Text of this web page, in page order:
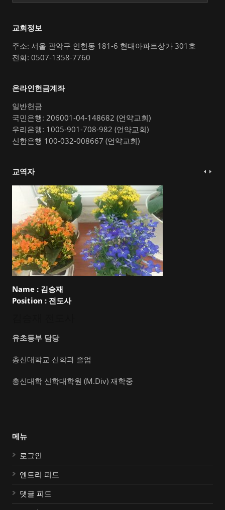
교회정보
주소: 서울 관악구 인헌동 181-6 현대아파트상가 301호
전화: 0507-1358-7760
온라인헌금계좌
일반헌금
국민은행: 206001-04-148682 (언약교회)
우리은행: 1005-901-708-982 (언약교회)
신한은행 100-032-008667 (언약교회)
교역자
Name : 김승재
Position : 전도사
유초등부 담당
총신대학교 신학과 졸업
총신대학 신학대학원 (M.Div) 재학중
메뉴
로그인
엔트리 피드
댓글 피드